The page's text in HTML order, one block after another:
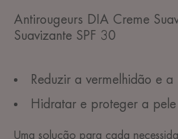
Antirougeurs DIA Creme
Suavizante SPF 30
Reduzir a vermelhidão e
Hidratar e proteger a
Uma solução para cada